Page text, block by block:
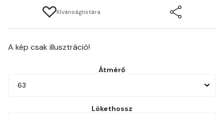
Kívánságlistára
A kép csak illusztráció!
Átmérő
63
Lökethossz